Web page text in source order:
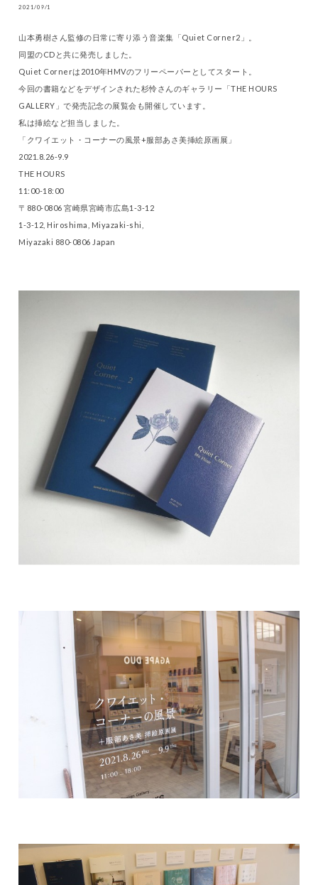
2021/09/1
山本勇樹さん監修の日常に寄り添う音楽集「Quiet Corner2」。
同盟のCDと共に発売しました。
Quiet Cornerは2010年HMVのフリーペーパーとしてスタート。
今回の書籍などをデザインされた杉怜さんのギャラリー「THE HOURS
GALLERY」で発売記念の展覧会も開催しています。
私は挿絵など担当しました。
「クワイエット・コーナーの風景+服部あさ美挿絵原画展」
2021.8.26-9.9
THE HOURS
11:00-18:00
〒880-0806 宮崎県宮崎市広島1-3-12
1-3-12, Hiroshima, Miyazaki-shi,
Miyazaki 880-0806 Japan